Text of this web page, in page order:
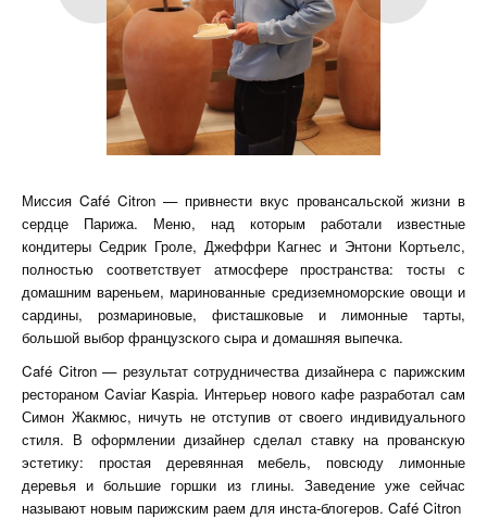
Миссия Café Citron — привнести вкус провансальской жизни в
сердце Парижа. Меню, над которым работали известные
кондитеры Седрик Гроле, Джеффри Кагнес и Энтони Кортьелс,
полностью соответствует атмосфере пространства: тосты с
домашним вареньем, маринованные средиземноморские овощи и
сардины, розмариновые, фисташковые и лимонные тарты,
большой выбор французского сыра и домашняя выпечка.
Café Citron — результат сотрудничества дизайнера с парижским
рестораном Caviar Kaspia. Интерьер нового кафе разработал сам
Симон Жакмюс, ничуть не отступив от своего индивидуального
стиля. В оформлении дизайнер сделал ставку на прованскую
эстетику: простая деревянная мебель, повсюду лимонные
деревья и большие горшки из глины. Заведение уже сейчас
называют новым парижским раем для инста-блогеров. Café Citron